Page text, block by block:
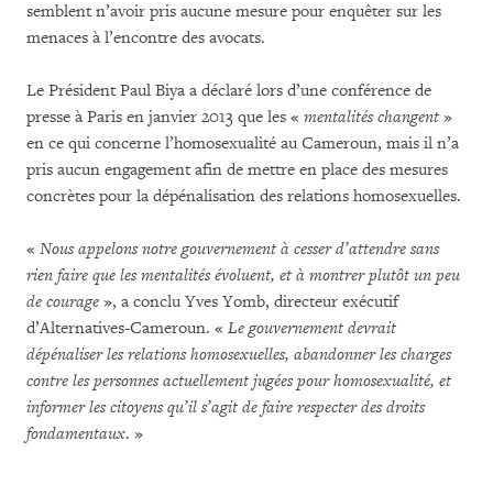
semblent n’avoir pris aucune mesure pour enquêter sur les
menaces à l’encontre des avocats.
Le Président Paul Biya a déclaré lors d’une conférence de
presse à Paris en janvier 2013 que les « mentalités changent »
en ce qui concerne l’homosexualité au Cameroun, mais il n’a
pris aucun engagement afin de mettre en place des mesures
concrètes pour la dépénalisation des relations homosexuelles.
« Nous appelons notre gouvernement à cesser d’attendre sans
rien faire que les mentalités évoluent, et à montrer plutôt un peu
de courage », a conclu Yves Yomb, directeur exécutif
d’Alternatives-Cameroun. « Le gouvernement devrait
dépénaliser les relations homosexuelles, abandonner les charges
contre les personnes actuellement jugées pour homosexualité, et
informer les citoyens qu’il s’agit de faire respecter des droits
fondamentaux. »